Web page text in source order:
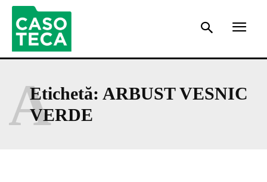
Etichetă: ARBUST VESNIC
VERDE
A